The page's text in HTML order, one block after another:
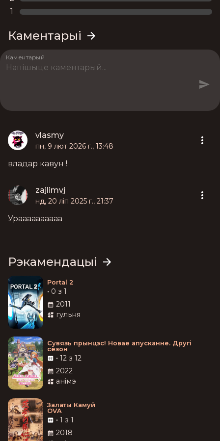
1
Каментарыі
Каментарый
vlasmy
пн, 9 лют 2026 г., 13:48
владар кавун !
zajlimvj
нд, 20 ліп 2025 г., 21:37
Ураааааааааа
Рэкамендацыі
Portal 2
• 0 з 1
2011
гульня
Сувязь прынцэс! Новае апусканне. Другі
сезон
• 12 з 12
2022
анімэ
Залаты Камуй
OVA
• 1 з 1
2018